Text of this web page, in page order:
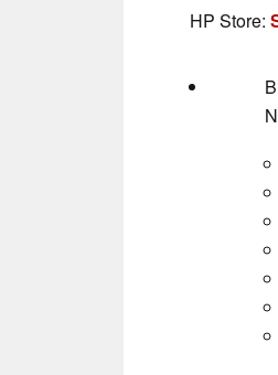
HP Store: